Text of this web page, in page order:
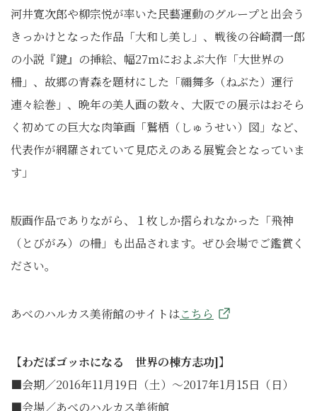
河井寛次郎や柳宗悦が率いた民藝運動のグループと出会う
きっかけとなった作品「大和し美し」、戦後の谷崎潤一郎
の小説『鍵』の挿絵、幅27ｍにおよぶ大作「大世界の
柵」、故郷の青森を題材にした「禰舞多（ねぶた）運行
連々絵巻」、晩年の美人画の数々、大阪での展示はおそら
く初めての巨大な肉筆画「鷲栖（しゅうせい）図」など、
代表作が網羅されていて見応えのある展覧会となっていま
す」
版画作品でありながら、１枚しか摺られなかった「飛神
（とびがみ）の柵」も出品されます。ぜひ会場でご鑑賞く
ださい。
あべのハルカス美術館のサイトはこちら
【わだばゴッホになる 世界の棟方志功]】
■会期／2016年11月19日（土）～2017年1月15日（日）
■会場／あべのハルカス美術館